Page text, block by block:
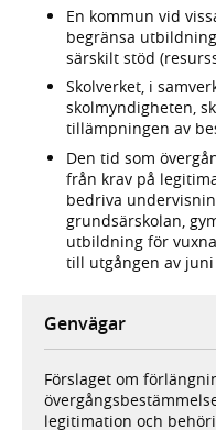
En kommun vid
begränsa
särskilt stöd
Skolverket, i
skolmyndigheten,
tillämpningen av
Den tid som
från krav på
bedriva
grundsärskolan,
utbildning för
till utgången av juni
Genvägar
Förslaget om
legitimation och